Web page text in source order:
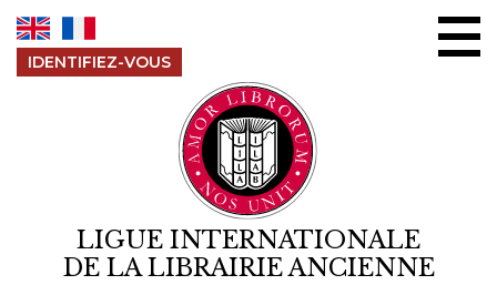
IDENTIFIEZ-VOUS
LIGUE INTERNATIONALE
DE LA LIBRAIRIE ANCIENNE